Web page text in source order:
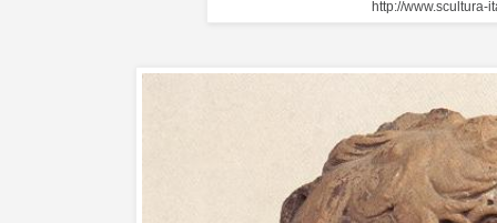
http://www.scultura-